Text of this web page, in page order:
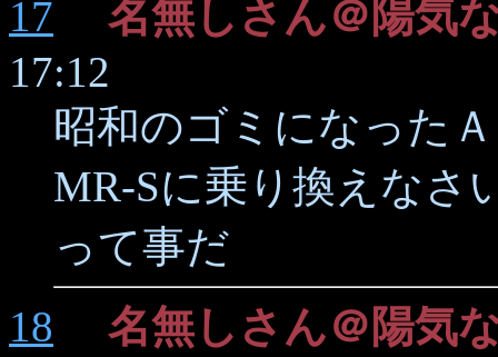
17
名無しさん＠陽気
17:12
昭和のゴミになった
MR-Sに乗り換えなさ
って事だ
18
名無しさん＠陽気